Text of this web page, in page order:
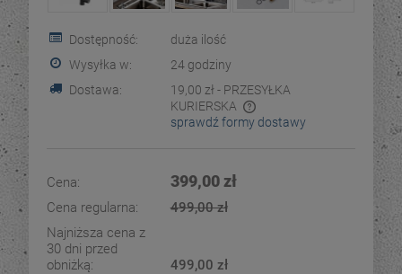
Dostępność:
duża ilość
Wysyłka w:
24 godziny
Dostawa:
19,00 zł - PRZESYŁKA
KURIERSKA
Cena nie zawiera ewentualnych kosztów płatności
sprawdź formy dostawy
Cena: 399,00 zł
Cena regularna:
499,00 zł
Najniższa cena z
30 dni przed
obniżką:
499,00 zł